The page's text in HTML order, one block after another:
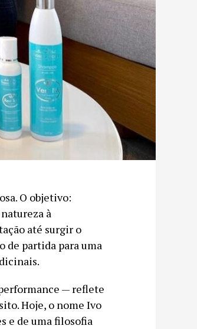
O objetivo:
à
até surgir o
de partida para uma
— reflete
Hoje, o nome Ivo
e de uma filosofia